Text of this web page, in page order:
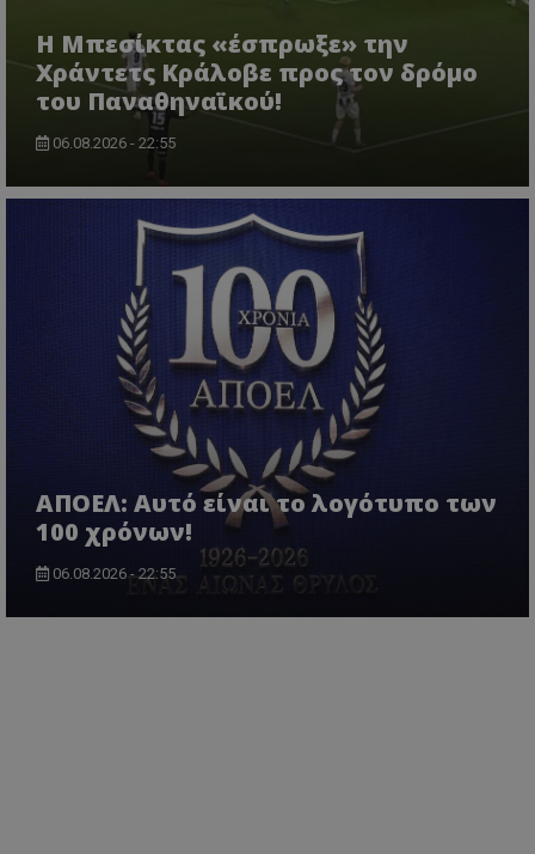
Η Μπεσίκτας «έσπρωξε» την
Χράντετς Κράλοβε προς τον δρόμο
του Παναθηναϊκού!
06.08.2026 - 22:55
ΑΠΟΕΛ: Αυτό είναι το λογότυπο των
100 χρόνων!
06.08.2026 - 22:55